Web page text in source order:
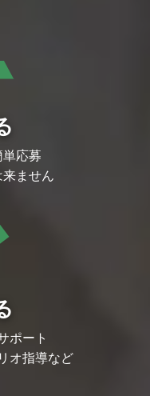
応募
ません
ポート
オ指導など